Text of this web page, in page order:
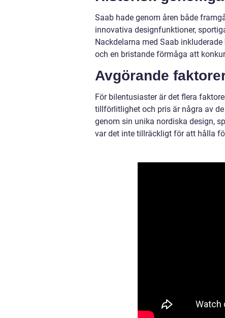
Saab hade genom åren både
innovativa designfunktioner,
Nackdelarna med Saab
och en bristande förmåga att
Avgörande
För bilentusiaster är det flera
tillförlitlighet och pris är några av
genom sin unika nordiska design,
var det inte tillräckligt för att hålla